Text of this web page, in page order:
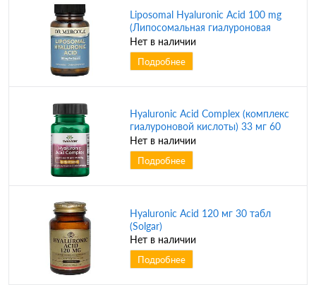
Liposomal Hyaluronic Acid 100 mg
(Липосомальная гиалуроновая
кислота) 100 мг 30 капсул (Dr.
Mercola)
Нет в наличии
Подробнее
Hyaluronic Acid Complex (комплекс
гиалуроновой кислоты) 33 мг 60
капсул (Swanson) СРОК ГОДНОСТИ
ДО 04/24 !!!
Нет в наличии
Подробнее
Hyaluronic Acid 120 мг 30 табл
(Solgar)
Нет в наличии
Подробнее